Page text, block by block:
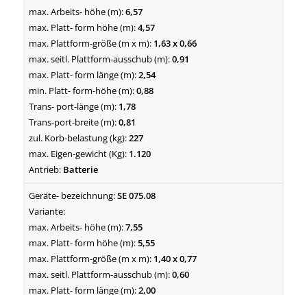
6,57
4,57
1,63 x 0,66
0,91
2,54
0,88
1,78
0,81
227
1.120
Batterie
SE 075.08
7,55
5,55
1,40 x 0,77
0,60
2,00